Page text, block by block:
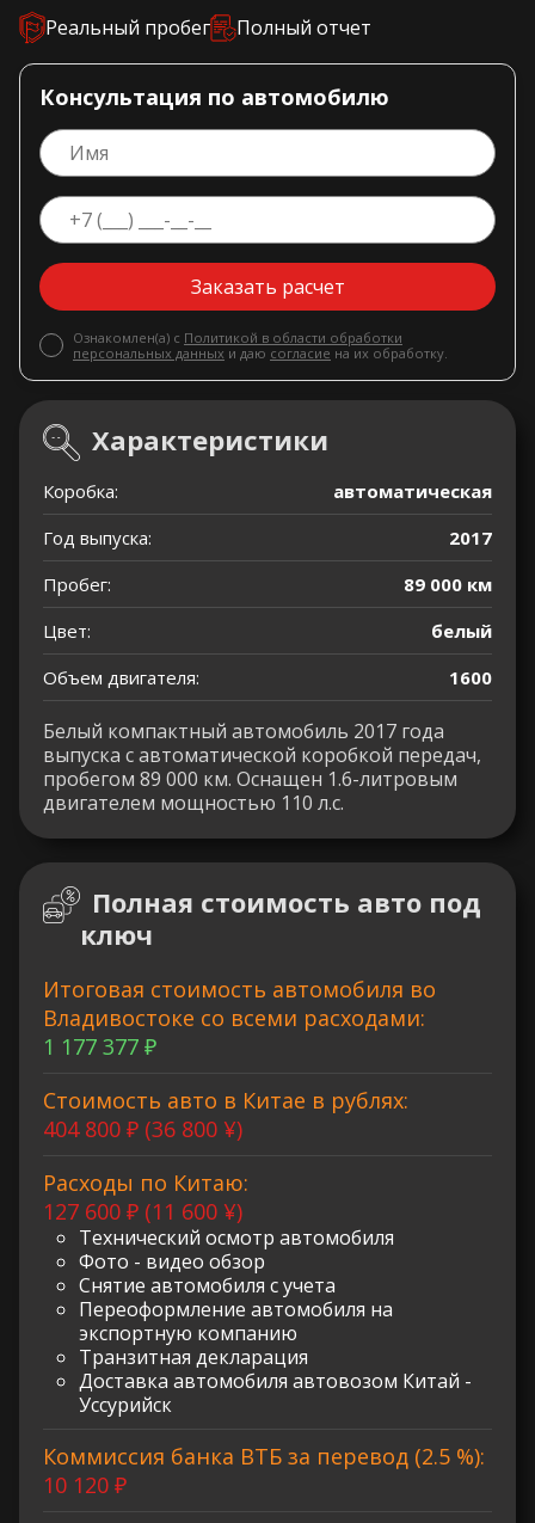
Реальный пробег Полный отчет
Консультация по автомобилю
Заказать расчет
Ознакомлен(а) с Политикой в области обработки
персональных данных и даю согласие на их обработку.
Характеристики
Коробка:
автоматическая
Год выпуска:
2017
Пробег:
89 000 км
Цвет:
белый
Объем двигателя:
1600
Белый компактный автомобиль 2017 года
выпуска с автоматической коробкой передач,
пробегом 89 000 км. Оснащен 1.6-литровым
двигателем мощностью 110 л.с.
Полная стоимость авто под
ключ
Итоговая стоимость автомобиля во
Владивостоке со всеми расходами:
1 177 377 ₽
Стоимость авто в Китае в рублях:
404 800 ₽ (36 800 ¥)
Расходы по Китаю:
127 600 ₽ (11 600 ¥)
Технический осмотр автомобиля
Фото - видео обзор
Снятие автомобиля с учета
Переоформление автомобиля на
экспортную компанию
Транзитная декларация
Доставка автомобиля автовозом Китай -
Уссурийск
Коммиссия банка ВТБ за перевод (2.5 %):
10 120 ₽